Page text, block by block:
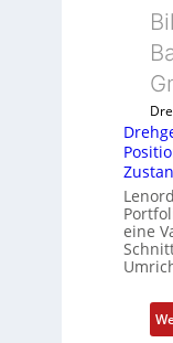
eine